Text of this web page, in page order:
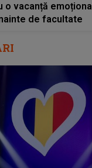
o vacanță
de facultate